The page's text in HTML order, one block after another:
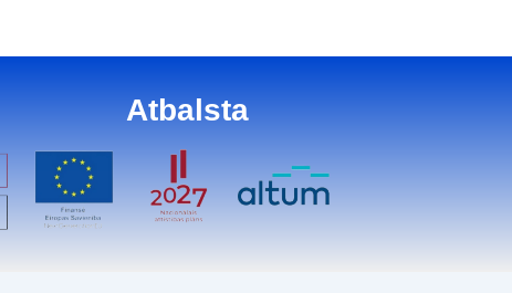
Atbalsta